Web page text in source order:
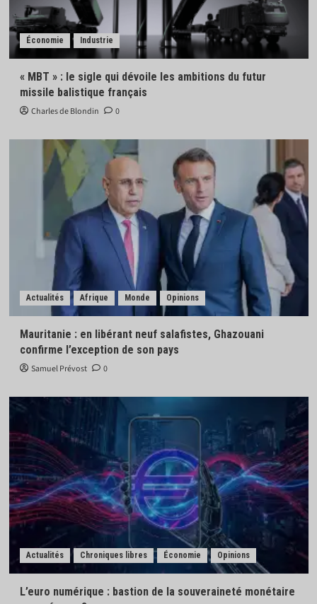
Économie Industrie
« MBT » : le sigle qui dévoile les ambitions du futur
missile balistique français
Charles de Blondin 0
Actualités Afrique Monde Opinions
Mauritanie : en libérant neuf salafistes, Ghazouani
confirme l’exception de son pays
Samuel Prévost 0
Actualités Chroniques libres Économie Opinions
L’euro numérique : bastion de la souveraineté monétaire